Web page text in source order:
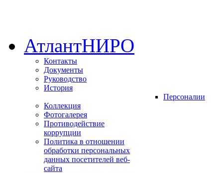
АтлантНИРО
Контакты
Документы
Руководство
История
Персоналии
Коллекция
Фотогалерея
Противодействие
коррупции
Политика в отношении
обработки персональных
данных посетителей веб-
сайта